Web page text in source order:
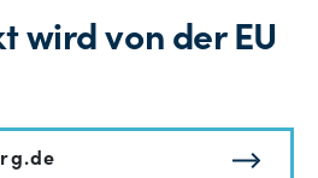
wird von der EU